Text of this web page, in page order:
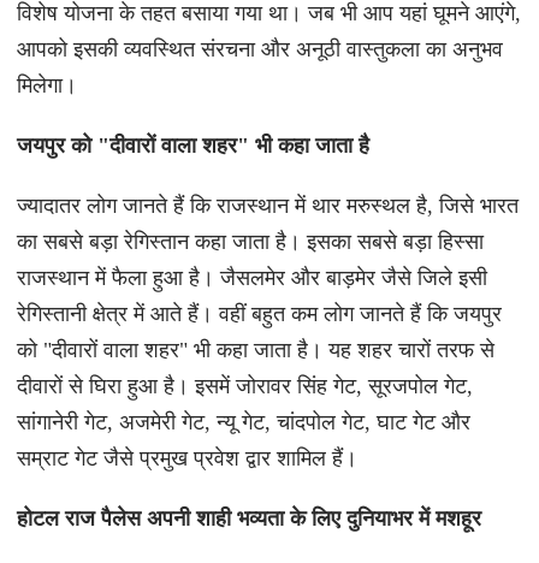
विशेष योजना के तहत बसाया गया था। जब भी आप यहां घूमने आएंगे,
आपको इसकी व्यवस्थित संरचना और अनूठी वास्तुकला का अनुभव
मिलेगा।
जयपुर को "दीवारों वाला शहर" भी कहा जाता है
ज्यादातर लोग जानते हैं कि राजस्थान में थार मरुस्थल है, जिसे भारत
का सबसे बड़ा रेगिस्तान कहा जाता है। इसका सबसे बड़ा हिस्सा
राजस्थान में फैला हुआ है। जैसलमेर और बाड़मेर जैसे जिले इसी
रेगिस्तानी क्षेत्र में आते हैं। वहीं बहुत कम लोग जानते हैं कि जयपुर
को "दीवारों वाला शहर" भी कहा जाता है। यह शहर चारों तरफ से
दीवारों से घिरा हुआ है। इसमें जोरावर सिंह गेट, सूरजपोल गेट,
सांगानेरी गेट, अजमेरी गेट, न्यू गेट, चांदपोल गेट, घाट गेट और
सम्राट गेट जैसे प्रमुख प्रवेश द्वार शामिल हैं।
होटल राज पैलेस अपनी शाही भव्यता के लिए दुनियाभर में मशहूर